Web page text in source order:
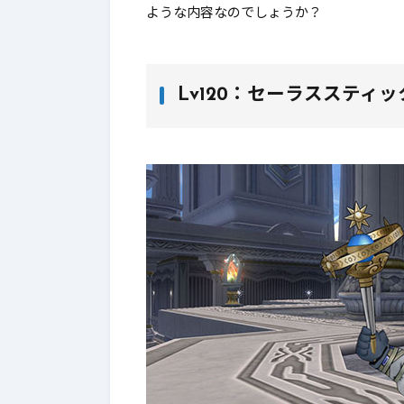
ような内容なのでしょうか？
Lv120：セーラススティッ